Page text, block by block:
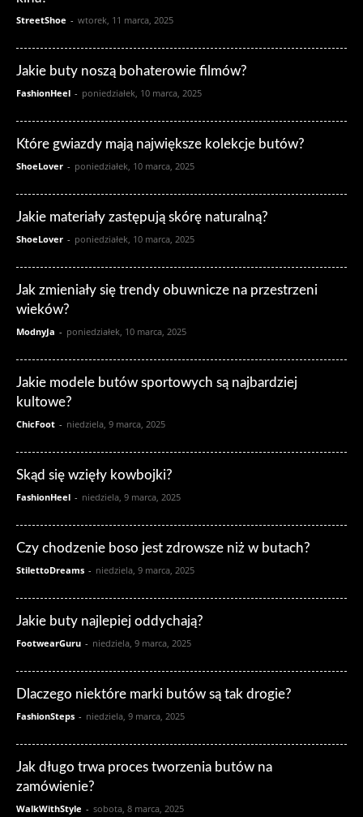
StreetShoe - wtorek, 11 marca, 2025
Jakie buty noszą bohaterowie filmów?
FashionHeel - poniedziałek, 10 marca, 2025
Które gwiazdy mają największe kolekcje butów?
ShoeLover - poniedziałek, 10 marca, 2025
Jakie materiały zastępują skórę naturalną?
ShoeLover - poniedziałek, 10 marca, 2025
Jak zmieniały się trendy obuwnicze na przestrzeni
wieków?
ModnyJa - poniedziałek, 10 marca, 2025
Jakie modele butów sportowych są najbardziej
kultowe?
ChicFoot - niedziela, 9 marca, 2025
Skąd się wzięły kowbojki?
FashionHeel - niedziela, 9 marca, 2025
Czy chodzenie boso jest zdrowsze niż w butach?
StilettoDreams - niedziela, 9 marca, 2025
Jakie buty najlepiej oddychają?
FootwearGuru - niedziela, 9 marca, 2025
Dlaczego niektóre marki butów są tak drogie?
FashionSteps - niedziela, 9 marca, 2025
Jak długo trwa proces tworzenia butów na
zamówienie?
WalkWithStyle - sobota, 8 marca, 2025